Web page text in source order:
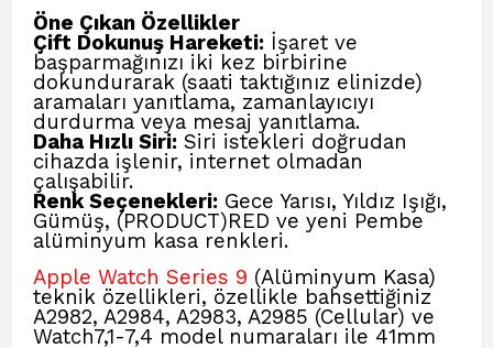
Öne Çıkan Özellikler
Çift Dokunuş Hareketi: İşaret ve
başparmağınızı iki kez birbirine
dokundurarak (saati taktığınız elinizde)
aramaları yanıtlama, zamanlayıcıyı
durdurma veya mesaj yanıtlama.
Daha Hızlı Siri: Siri istekleri doğrudan
cihazda işlenir, internet olmadan
çalışabilir.
Renk Seçenekleri: Gece Yarısı, Yıldız Işığı,
Gümüş, (PRODUCT)RED ve yeni Pembe
alüminyum kasa renkleri.
Apple Watch Series 9 (Alüminyum Kasa)
teknik özellikleri, özellikle bahsettiğiniz
A2982, A2984, A2983, A2985 (Cellular) ve
Watch7,1-7,4 model numaraları ile 41mm